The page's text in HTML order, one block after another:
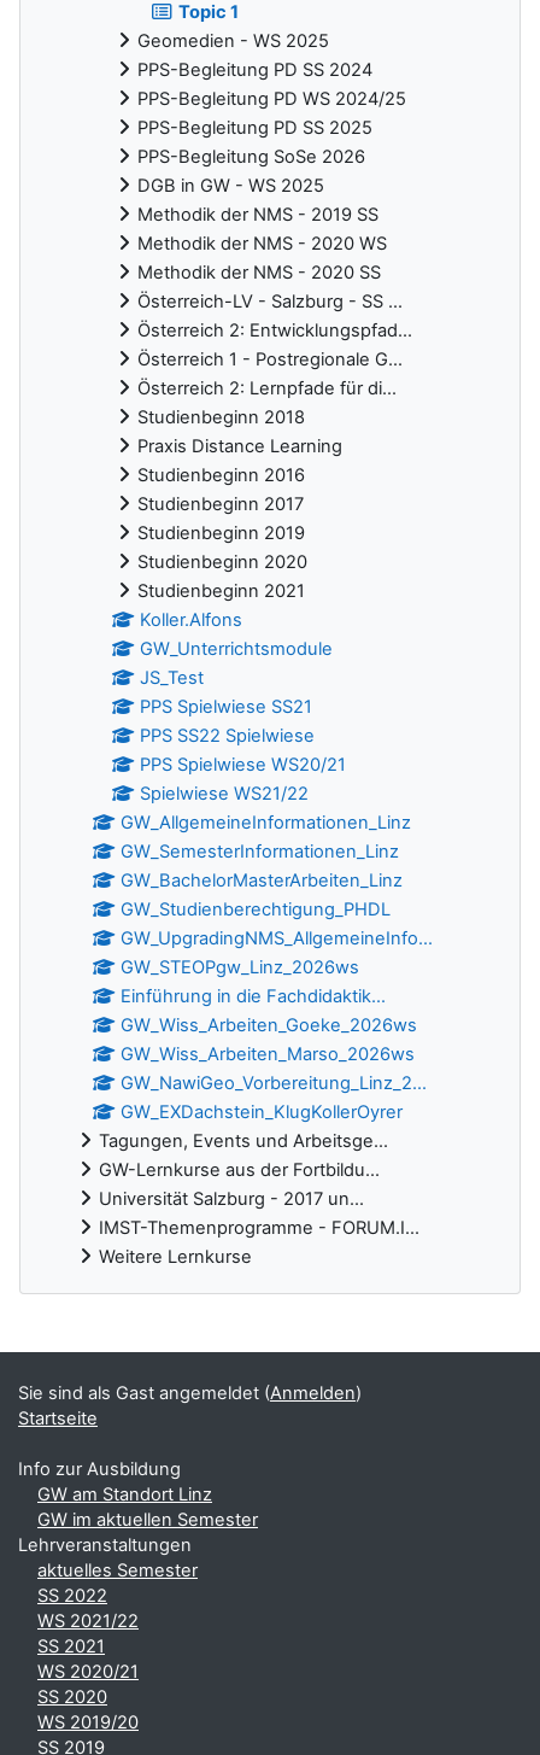
Topic 1
Geomedien - WS 2025
PPS-Begleitung PD SS 2024
PPS-Begleitung PD WS 2024/25
PPS-Begleitung PD SS 2025
PPS-Begleitung SoSe 2026
DGB in GW - WS 2025
Methodik der NMS - 2019 SS
Methodik der NMS - 2020 WS
Methodik der NMS - 2020 SS
Österreich-LV - Salzburg - SS ...
Österreich 2: Entwicklungspfad...
Österreich 1 - Postregionale G...
Österreich 2: Lernpfade für di...
Studienbeginn 2018
Praxis Distance Learning
Studienbeginn 2016
Studienbeginn 2017
Studienbeginn 2019
Studienbeginn 2020
Studienbeginn 2021
Koller.Alfons
GW_Unterrichtsmodule
JS_Test
PPS Spielwiese SS21
PPS SS22 Spielwiese
PPS Spielwiese WS20/21
Spielwiese WS21/22
GW_AllgemeineInformationen_Linz
GW_SemesterInformationen_Linz
GW_BachelorMasterArbeiten_Linz
GW_Studienberechtigung_PHDL
GW_UpgradingNMS_AllgemeineInfo...
GW_STEOPgw_Linz_2026ws
Einführung in die Fachdidaktik...
GW_Wiss_Arbeiten_Goeke_2026ws
GW_Wiss_Arbeiten_Marso_2026ws
GW_NawiGeo_Vorbereitung_Linz_2...
GW_EXDachstein_KlugKollerOyrer
Tagungen, Events und Arbeitsge...
GW-Lernkurse aus der Fortbildu...
Universität Salzburg - 2017 un...
IMST-Themenprogramme - FORUM.I...
Weitere Lernkurse
Ergänzungsblöcke
Sie sind als Gast angemeldet (Anmelden)
Startseite
Info zur Ausbildung
GW am Standort Linz
GW im aktuellen Semester
Lehrveranstaltungen
aktuelles Semester
SS 2022
WS 2021/22
SS 2021
WS 2020/21
SS 2020
WS 2019/20
SS 2019